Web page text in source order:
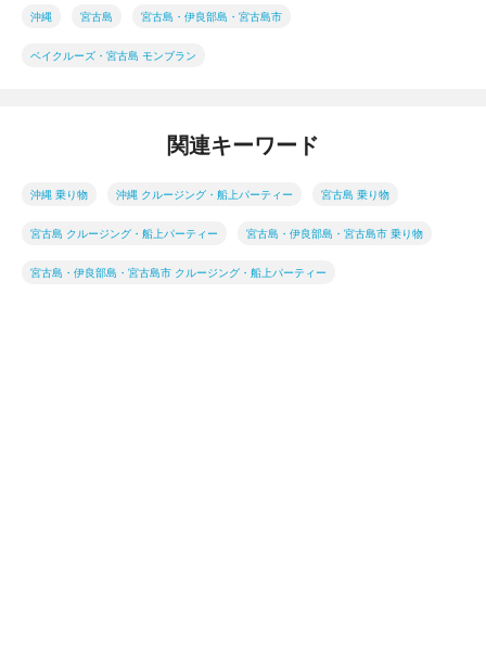
沖縄 宮古島 宮古島・伊良部島・宮古島市
ベイクルーズ・宮古島 モンブラン
関連キーワード
沖縄 乗り物 沖縄 クルージング・船上パーティー 宮古島 乗り物
宮古島 クルージング・船上パーティー 宮古島・伊良部島・宮古島市 乗り物
宮古島・伊良部島・宮古島市 クルージング・船上パーティー